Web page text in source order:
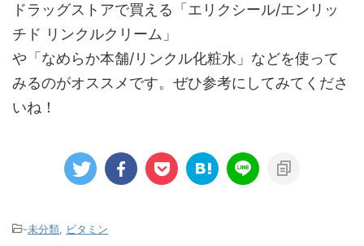
ドラッグストアで買える「エリクシール/エンリッ
チド リンクルクリーム」
や「なめらか本舗/リンクル化粧水」などを使って
みるのがオススメです。ぜひ参考にしてみてくださ
いね！
-未分類, ビタミン